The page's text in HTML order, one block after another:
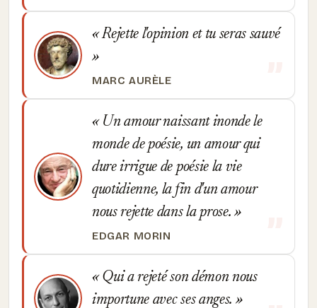
Rejette l'opinion et tu seras sauvé
MARC AURÈLE
Un amour naissant inonde le
monde de poésie, un amour qui
dure irrigue de poésie la vie
quotidienne, la fin d'un amour
nous rejette dans la prose.
EDGAR MORIN
Qui a rejeté son démon nous
importune avec ses anges.